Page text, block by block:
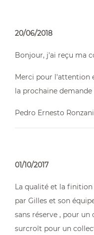
20/06/2018
Bonjour, j'ai reçu ma
Merci pour l'attention
la prochaine demande
Pedro Ernesto Ronzani
01/10/2017
La qualité et la
par Gilles et son
sans réserve , pour
surcroît pour un